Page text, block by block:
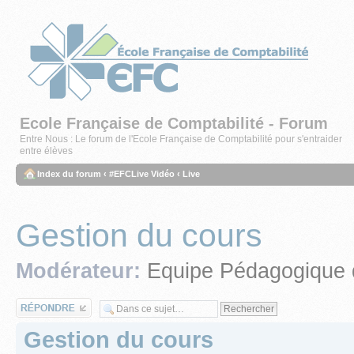
Ecole Française de Comptabilité - Forum
Entre Nous : Le forum de l'Ecole Française de Comptabilité pour s'entraider
entre élèves
Index du forum ‹ #EFCLive Vidéo ‹ Live
Gestion du cours
Modérateur: Equipe Pédagogique
Répondre
Gestion du cours